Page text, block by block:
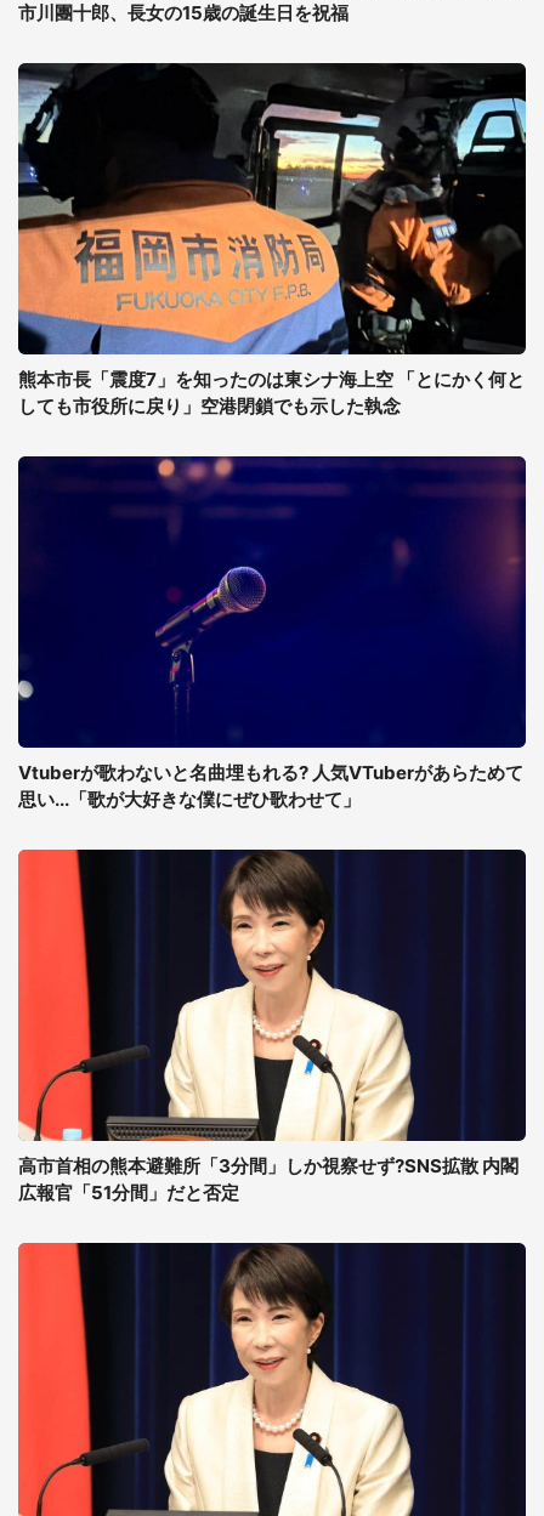
市川團十郎、長女の15歳の誕生日を祝福
熊本市長「震度7」を知ったのは東シナ海上空 「とにかく何と
しても市役所に戻り」空港閉鎖でも示した執念
Vtuberが歌わないと名曲埋もれる? 人気VTuberがあらためて
思い...「歌が大好きな僕にぜひ歌わせて」
高市首相の熊本避難所「3分間」しか視察せず?SNS拡散 内閣
広報官「51分間」だと否定